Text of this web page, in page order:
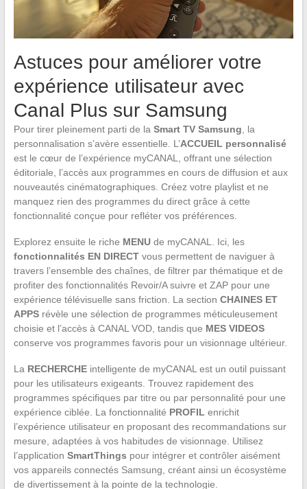
Astuces pour améliorer votre
expérience utilisateur avec
Canal Plus sur Samsung
Pour tirer pleinement parti de la Smart TV Samsung , la
personnalisation s’avère essentielle. L’ACCUEIL personnalisé
est le cœur de l’expérience myCANAL, offrant une sélection
éditoriale, l’accès aux programmes en cours de diffusion et aux
nouveautés cinématographiques. Créez votre playlist et ne
manquez rien des programmes du direct grâce à cette
fonctionnalité conçue pour refléter vos préférences.
Explorez ensuite le riche MENUde myCANAL. Ici, les
fonctionnalités EN DIRECTvous permettent de naviguer à
travers l’ensemble des chaînes, de filtrer par thématique et de
profiter des fonctionnalités Revoir/A suivre et ZAP pour une
expérience télévisuelle sans friction. La section CHAINES ET
APPSrévèle une sélection de programmes méticuleusement
choisie et l’accès à CANAL VOD, tandis que MES VIDEOS
conserve vos programmes favoris pour un visionnage ultérieur.
La RECHERCHEintelligente de myCANAL est un outil puissant
pour les utilisateurs exigeants. Trouvez rapidement des
programmes spécifiques par titre ou par personnalité pour une
expérience ciblée. La fonctionnalité PROFIL enrichit
l’expérience utilisateur en proposant des recommandations sur
mesure, adaptées à vos habitudes de visionnage. Utilisez
l’application SmartThings pour intégrer et contrôler aisément
vos appareils connectés Samsung, créant ainsi un écosystème
de divertissement à la pointe de la technologie.